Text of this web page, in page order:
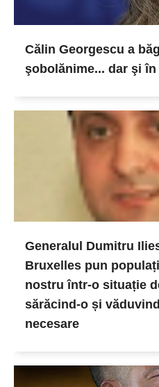
Călin Georgescu a
şobolănime... dar şi
Generalul Dumitru
Bruxelles pun
nostru într-o situație
sărăcind-o și
necesare